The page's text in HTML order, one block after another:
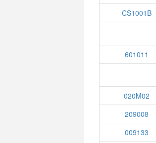
CS1001B
601011
020M02
209008
009133